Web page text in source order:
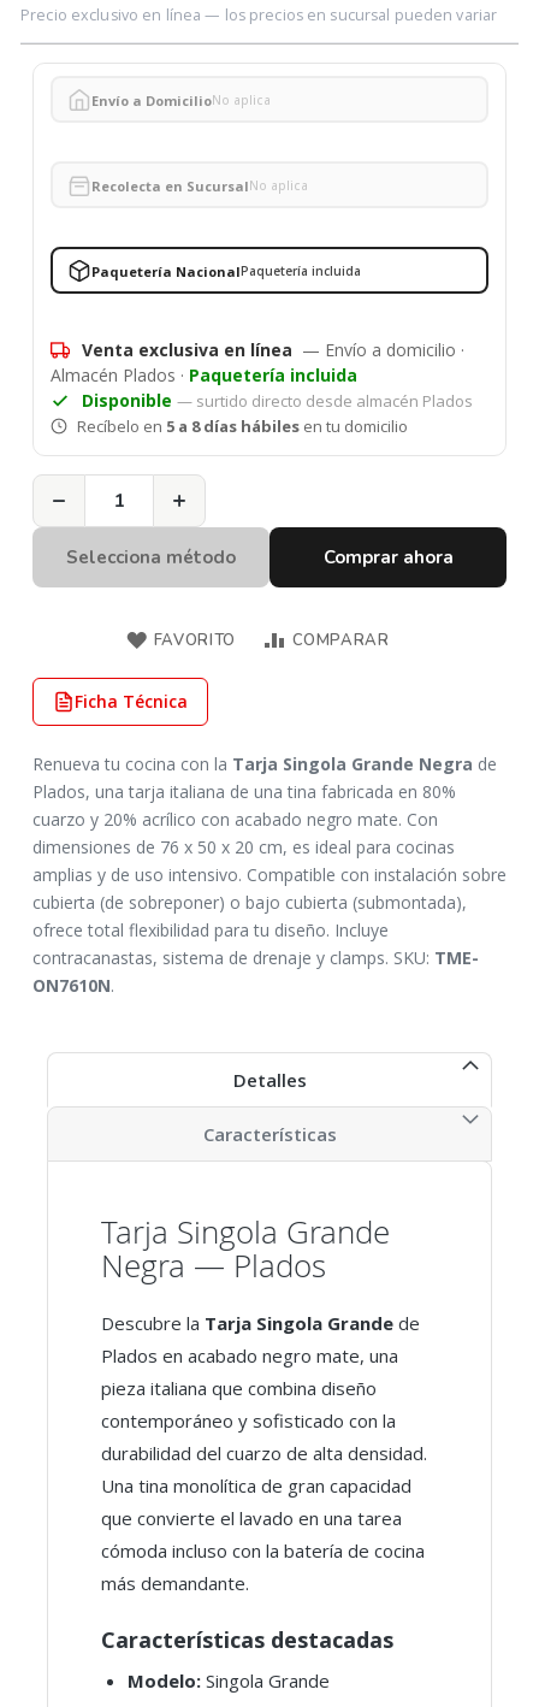
Precio exclusivo en línea — los precios en sucursal pueden variar
Envío a DomicilioNo aplica
Recolecta en SucursalNo aplica
Paquetería NacionalPaquetería incluida
Venta exclusiva en línea — Envío a domicilio ·
Almacén Plados · Paquetería incluida
Disponible — surtido directo desde almacén Plados
Recíbelo en 5 a 8 días hábiles en tu domicilio
− +
Selecciona método Comprar ahora
FAVORITO COMPARAR
Ficha Técnica
Renueva tu cocina con la Tarja Singola Grande Negra de
Plados, una tarja italiana de una tina fabricada en 80%
cuarzo y 20% acrílico con acabado negro mate. Con
dimensiones de 76 x 50 x 20 cm, es ideal para cocinas
amplias y de uso intensivo. Compatible con instalación sobre
cubierta (de sobreponer) o bajo cubierta (submontada),
ofrece total flexibilidad para tu diseño. Incluye
contracanastas, sistema de drenaje y clamps. SKU: TME-
ON7610N.
Detalles
Tarja Singola Grande
Negra — Plados
Descubre la Tarja Singola Grande de
Plados en acabado negro mate, una
pieza italiana que combina diseño
contemporáneo y sofisticado con la
durabilidad del cuarzo de alta densidad.
Una tina monolítica de gran capacidad
que convierte el lavado en una tarea
cómoda incluso con la batería de cocina
más demandante.
Características destacadas
Modelo: Singola Grande
Características